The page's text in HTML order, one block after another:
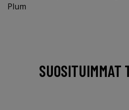
Plum
SUOSITUIMMAT